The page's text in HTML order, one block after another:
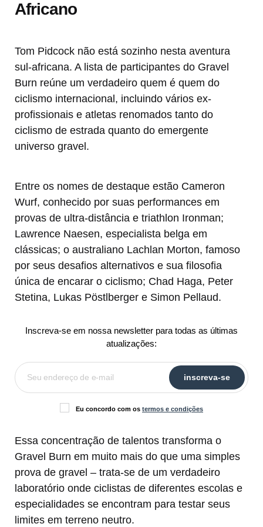
Africano
Tom Pidcock não está sozinho nesta aventura
sul-africana. A lista de participantes do Gravel
Burn reúne um verdadeiro quem é quem do
ciclismo internacional, incluindo vários ex-
profissionais e atletas renomados tanto do
ciclismo de estrada quanto do emergente
universo gravel.
Entre os nomes de destaque estão Cameron
Wurf, conhecido por suas performances em
provas de ultra-distância e triathlon Ironman;
Lawrence Naesen, especialista belga em
clássicas; o australiano Lachlan Morton, famoso
por seus desafios alternativos e sua filosofia
única de encarar o ciclismo; Chad Haga, Peter
Stetina, Lukas Pöstlberger e Simon Pellaud.
Inscreva-se em nossa newsletter para todas as últimas
atualizações:
Eu concordo com os termos e condições
Essa concentração de talentos transforma o
Gravel Burn em muito mais do que uma simples
prova de gravel – trata-se de um verdadeiro
laboratório onde ciclistas de diferentes escolas e
especialidades se encontram para testar seus
limites em terreno neutro.